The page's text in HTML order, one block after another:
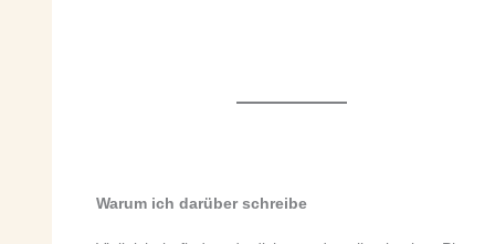
Warum ich darüber schreibe